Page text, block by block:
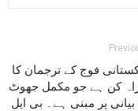
فوج کے ترجمان کا
کن ہے جو مکمل جھوٹ
پر مبنی ہے۔ بی ایل